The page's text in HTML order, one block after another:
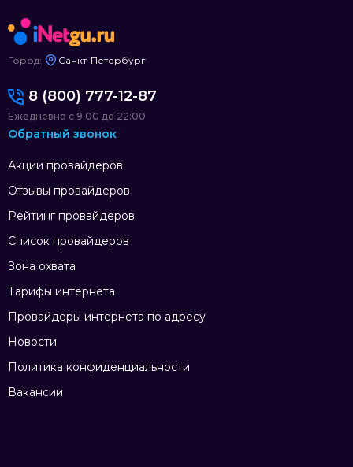
Город: Санкт-Петербург
Акции провайдеров
Отзывы провайдеров
Рейтинг провайдеров
Список провайдеров
Зона охвата
Тарифы интернета
Провайдеры интернета по адресу
Новости
Политика конфиденциальности
Вакансии
8 (800) 777-12-87
Ежедневно с 9:00 до 22:00
Обратный звонок